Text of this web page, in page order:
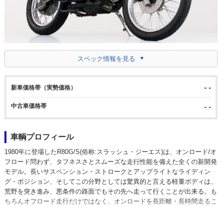
スペック情報を見る
新車価格帯（実勢価格） - -
中古車価格帯 - -
車輌プロフィール
1980年に登場したR80G/S(俗称:スラッシュ・ジーエス)は、オンロード/オ
フロード問わず、タフネスさとスムーズな走行性能を備えた全くの新開発
モデル。長いサスペンション・ストロークとアップライトなライディン
グ・ポジション、そしてこの分野としては驚異的と言える軽量ボディは、
荒野を突き進み、悪条件の路面でもその先へ走って行くことが出来る。も
ちろんオフロード走行だけではなく、オンロードを長距離・長時間走るこ